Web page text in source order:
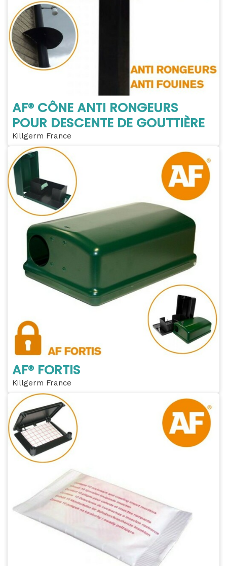
AF® CÔNE ANTI RONGEURS
POUR DESCENTE DE GOUTTIÈRE
Killgerm France
AF® FORTIS
Killgerm France